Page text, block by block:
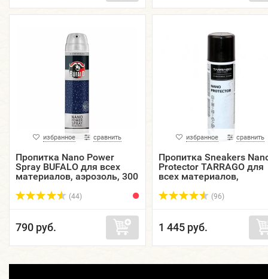
избранное сравнить
Пропитка Nano Power
Spray BUFALO для всех
материалов, аэрозоль, 300
(44)
790 руб.
избранное сравнить
Пропитка Sneakers
Protector TARRAGO для
всех материалов,
(96)
1 445 руб.